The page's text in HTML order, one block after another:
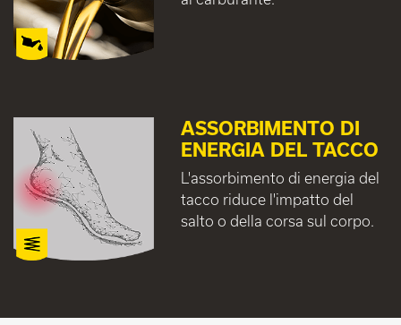
ASSORBIMENTO DI
ENERGIA DEL TACCO
L'assorbimento di energia del
tacco riduce l'impatto del
salto o della corsa sul corpo.